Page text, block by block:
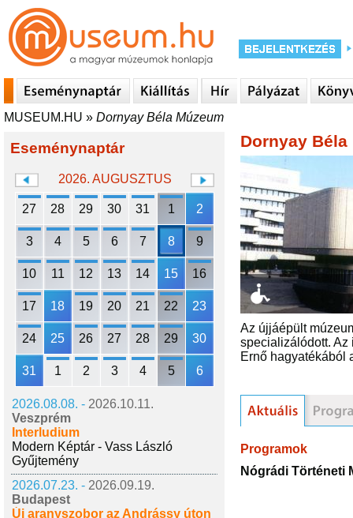
MUSEUM.HU » Dornyay Béla Múzeum
Eseménynaptár
2026. AUGUSZTUS
27 28 29 30 31 1 2
3 4 5 6 7 8 9
10 11 12 13 14 15 16
17 18 19 20 21 22 23
24 25 26 27 28 29 30
31 1 2 3 4 5 6
2026.08.08. - 2026.10.11.
Veszprém
Interludium
Modern Képtár - Vass László
Gyűjtemény
2026.07.23. - 2026.09.19.
Budapest
Új aranyszobor az Andrássy úton
Dornyay Béla
Az újjáépült
specializálódott. Az
Ernő hagyatékából
Programok
Nógrádi Történeti